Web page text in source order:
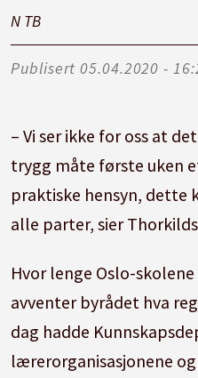
N TB
Publisert 05.04.2020 -
– Vi ser ikke for oss at
trygg måte første uken
praktiske hensyn, dette
alle parter, sier
Hvor lenge Oslo-
avventer byrådet hva
dag hadde
lærerorganisasjonene